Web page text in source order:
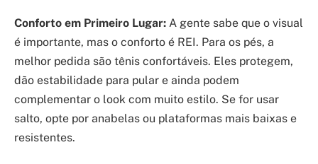
Conforto em Primeiro Lugar: A gente sabe que o visual
é importante, mas o conforto é REI. Para os pés, a
melhor pedida são tênis confortáveis. Eles protegem,
dão estabilidade para pular e ainda podem
complementar o look com muito estilo. Se for usar
salto, opte por anabelas ou plataformas mais baixas e
resistentes.